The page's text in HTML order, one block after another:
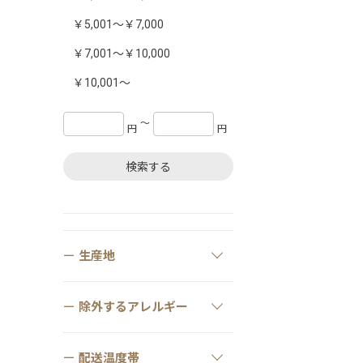
￥5,001～￥7,000
￥7,001～￥10,000
￥10,001～
円 〜 円
検索する
生産地
除外するアレルギー
配送温度帯